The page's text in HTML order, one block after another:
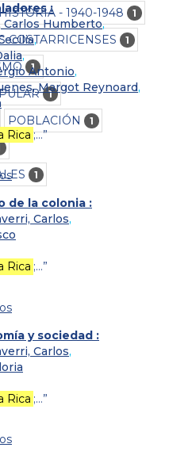
- 1940-1948 1
COSTARRICENSES 1
1
1
POBLACIÓN 1
1
:
Carlos Humberto,
,
,
Antonio,
Margot Reynoard,
Rica ;…”
de la colonia :
Carlos,
Rica ;…”
y sociedad :
Carlos,
Rica ;…”